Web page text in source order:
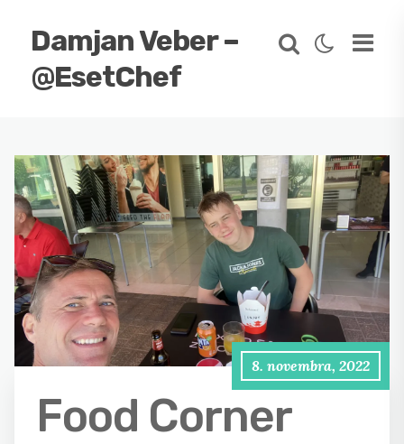
Damjan Veber –
@EsetChef
8. novembra, 2022
Food Corner